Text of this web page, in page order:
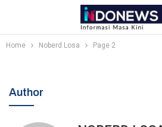
Home Noberd Losa Page 2
Author